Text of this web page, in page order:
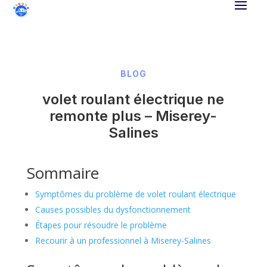
BLOG
volet roulant électrique ne
remonte plus – Miserey-
Salines
Sommaire
Symptômes du problème de volet roulant électrique
Causes possibles du dysfonctionnement
Étapes pour résoudre le problème
Recourir à un professionnel à Miserey-Salines